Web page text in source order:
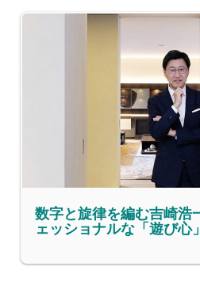
数字と旋律を編む吉崎浩
ェッショナルな「遊び心」